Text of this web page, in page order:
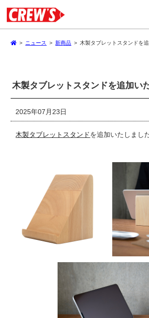
> ニュース > 新商品 > 木製タブレットスタンドを
木製タブレットスタンドを追加い
2025年07月23日
木製タブレットスタンドを追加いたしました